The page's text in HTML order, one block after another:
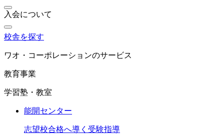
入会について
校舎を探す
ワオ・コーポレーションのサービス
教育事業
学習塾・教室
能開センター
志望校合格へ導く受験指導